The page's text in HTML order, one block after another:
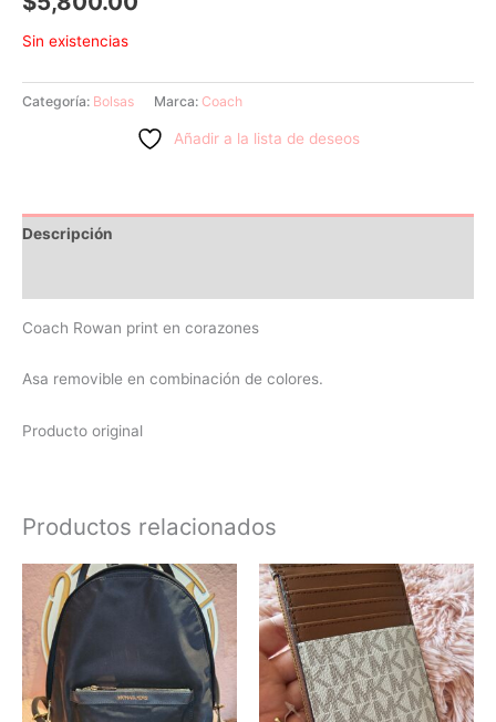
Sin existencias
Categoría: Bolsas Marca: Coach
Añadir a la lista de deseos
Descripción
Coach Rowan print en corazones
Asa removible en combinación de colores.
Producto original
Productos relacionados